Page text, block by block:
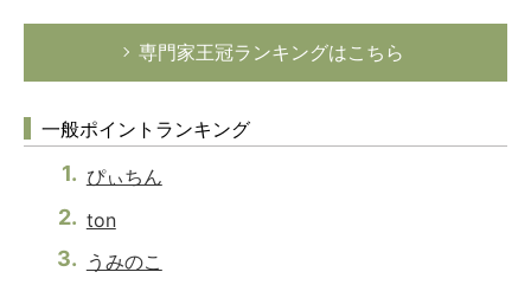
専門家王冠ランキングはこちら
一般ポイントランキング
ぴぃちん
ton
うみのこ